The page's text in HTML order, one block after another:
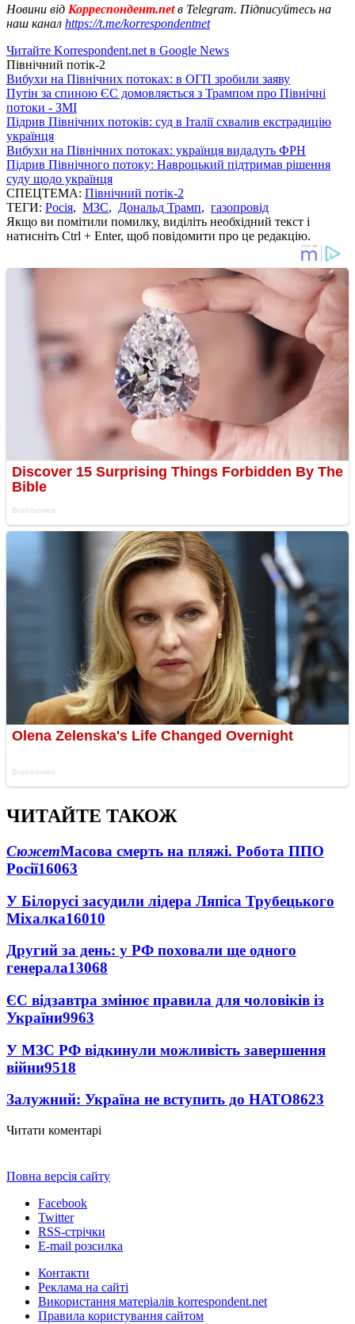
Новини від Корреспондент.netв Telegram. Підписуйтесь на
наш канал https://t.me/korrespondentnet
Читайте Korrespondent.net в Google News
Північний потік-2
Вибухи на Північних потоках: в ОГП зробили заяву
Путін за спиною ЄС домовляється з Трампом про Північні
потоки - ЗМІ
Підрив Північних потоків: суд в Італії схвалив екстрадицію
українця
Вибухи на Північних потоках: українця видадуть ФРН
Підрив Північного потоку: Навроцький підтримав рішення
суду щодо українця
СПЕЦТЕМА: Північний потік-2
ТЕГИ: Росія, МЗС, Дональд Трамп, газопровід
Якщо ви помітили помилку, виділіть необхідний текст і
натисніть Ctrl + Enter, щоб повідомити про це редакцію.
ЧИТАЙТЕ ТАКОЖ
СюжетМасова смерть на пляжі. Робота ППО
Росії16063
У Білорусі засудили лідера Ляпіса Трубецького
Міхалка16010
Другий за день: у РФ поховали ще одного
генерала13068
ЄС відзавтра змінює правила для чоловіків із
України9963
У МЗС РФ відкинули можливість завершення
війни9518
Залужний: Україна не вступить до НАТО8623
Читати коментарі
Повна версія сайту
Facebook
Twitter
RSS-стрічки
E-mail розсилка
Контакти
Реклама на сайті
Використання матеріалів korrespondent.net
Правила користування сайтом